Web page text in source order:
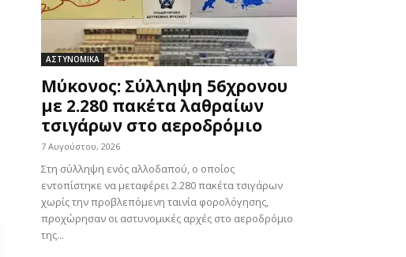
ΑΣΤΥΝΟΜΙΚΑ
Μύκονος: Σύλληψη 56χρονου
με 2.280 πακέτα λαθραίων
τσιγάρων στο αεροδρόμιο
7 Αυγούστου, 2026
Στη σύλληψη ενός αλλοδαπού, ο οποίος
εντοπίστηκε να μεταφέρει 2.280 πακέτα τσιγάρων
χωρίς την προβλεπόμενη ταινία φορολόγησης,
προχώρησαν οι αστυνομικές αρχές στο αεροδρόμιο
της...